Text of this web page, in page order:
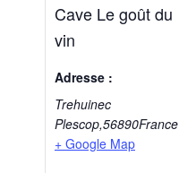
Cave Le goût du
vin
Adresse :
Trehuinec
Plescop,56890France
+ Google Map